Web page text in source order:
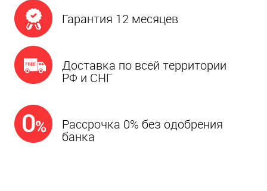
Гарантия 12 месяцев
Доставка по всей территории
РФ и СНГ
Рассрочка 0% без одобрения
банка